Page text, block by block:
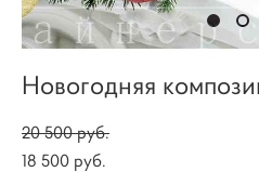
Новогодняя
20 500 pуб.
18 500 pуб.